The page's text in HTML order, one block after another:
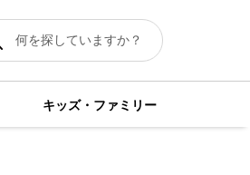
キッズ・ファミリー